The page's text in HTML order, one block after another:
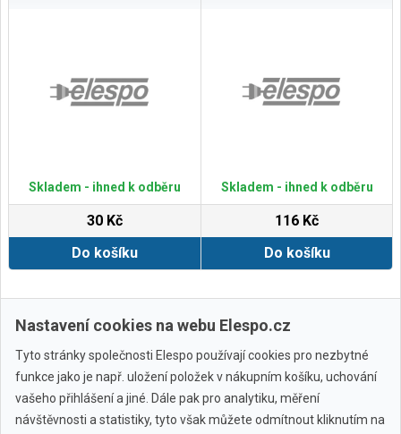
Skladem - ihned k odběru
30 Kč
Do košíku
Skladem - ihned k odběru
116 Kč
Do košíku
Zobrazit další
Nastavení cookies na webu Elespo.cz
Tyto stránky společnosti Elespo používají cookies pro nezbytné
funkce jako je např. uložení položek v nákupním košíku, uchování
vašeho přihlášení a jiné. Dále pak pro analytiku, měření
návštěvnosti a statistiky, tyto však můžete odmítnout kliknutím na